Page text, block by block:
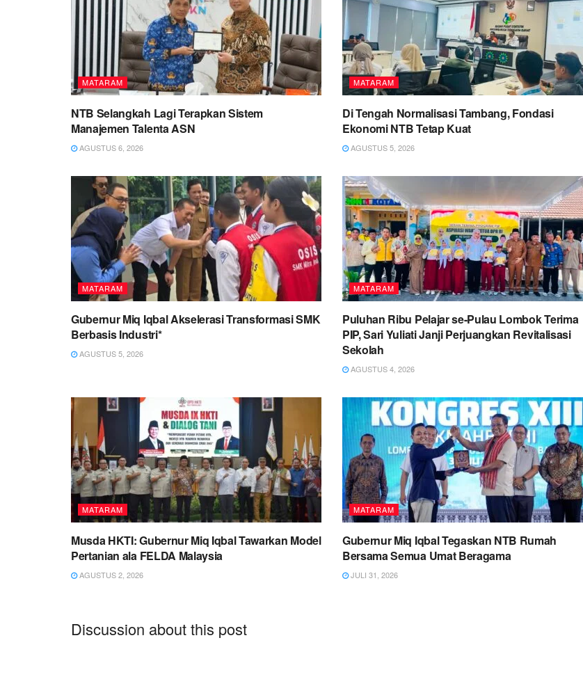
MATARAM
NTB Selangkah Lagi Terapkan Sistem
Manajemen Talenta ASN
AGUSTUS 6, 2026
MATARAM
Di Tengah Normalisasi Tambang, Fondasi
Ekonomi NTB Tetap Kuat
AGUSTUS 5, 2026
MATARAM
Gubernur Miq Iqbal Akselerasi Transformasi SMK
Berbasis Industri*
AGUSTUS 5, 2026
MATARAM
Puluhan Ribu Pelajar se-Pulau Lombok Terima
PIP, Sari Yuliati Janji Perjuangkan Revitalisasi
Sekolah
AGUSTUS 4, 2026
MATARAM
Musda HKTI: Gubernur Miq Iqbal Tawarkan Model
Pertanian ala FELDA Malaysia
AGUSTUS 2, 2026
MATARAM
Gubernur Miq Iqbal Tegaskan NTB Rumah
Bersama Semua Umat Beragama
JULI 31, 2026
Discussion about this post